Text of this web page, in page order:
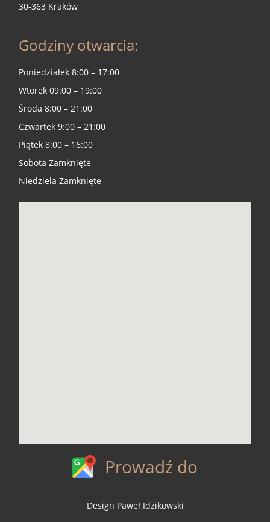
30-363 Kraków
Godziny otwarcia:
Poniedziałek 8:00 – 17:00
Wtorek 09:00 – 19:00
Środa 8:00 – 21:00
Czwartek 9:00 – 21:00
Piątek 8:00 – 16:00
Sobota Zamknięte
Niedziela Zamknięte
Prowadź do
Design Paweł Idzikowski